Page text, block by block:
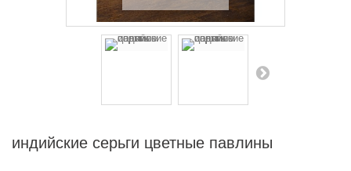
индийские серьги цветные павлины